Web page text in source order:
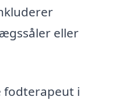
eller
fodterapeut i